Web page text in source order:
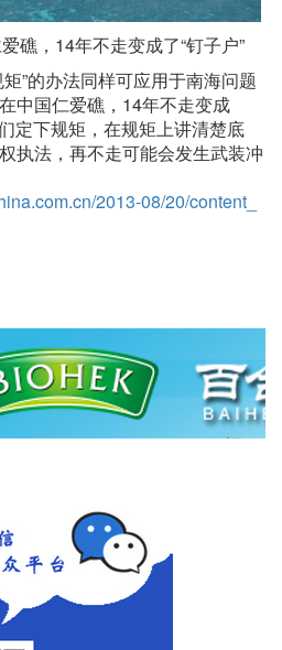
礁，14年不走变成了“钉子户”
”的办法同样可应用于南海问题
中国仁爱礁，14年不走变成
定下规矩，在规矩上讲清楚底
执法，再不走可能会发生武装冲
2013-08/20/content_